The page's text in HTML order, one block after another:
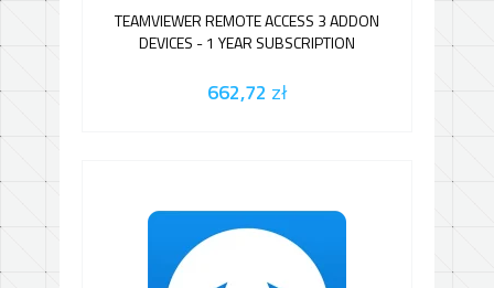
TEAMVIEWER REMOTE ACCESS 3 ADDON
DEVICES - 1 YEAR SUBSCRIPTION
662,72 zł